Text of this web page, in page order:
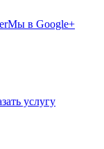
Мы в Google+
услугу